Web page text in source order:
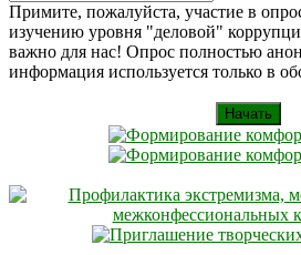
for:
Примите, пожалуйста, участие в
изучению уровня "деловой"
важно для нас! Опрос полностью
информация используется только в
Начать